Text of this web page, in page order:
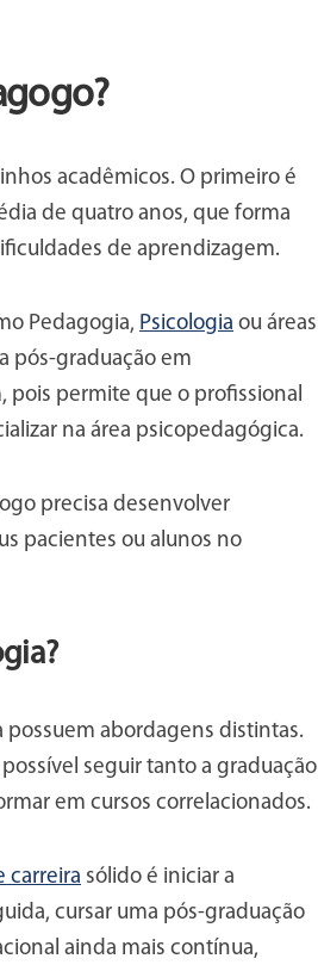
acadêmicos. O primeiro é
de quatro anos, que forma
de aprendizagem.
Pedagogia, Psicologia ou áreas
pós-graduação em
pois permite que o profissional
na área psicopedagógica.
precisa desenvolver
pacientes ou alunos no
abordagens distintas.
seguir tanto a graduação
em cursos correlacionados.
carreira sólido é iniciar a
cursar uma pós-graduação
ainda mais contínua,